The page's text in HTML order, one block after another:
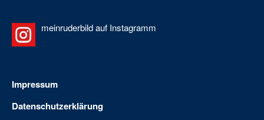
meinruderbild auf Instagramm
Impressum
Datenschutzerklärung